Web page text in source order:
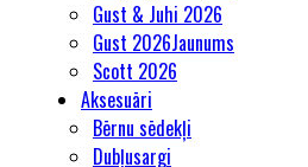
Gust & Juhi 2026
Gust 2026Jaunums
Scott 2026
Aksesuāri
Bērnu sēdekļi
Dubļusargi